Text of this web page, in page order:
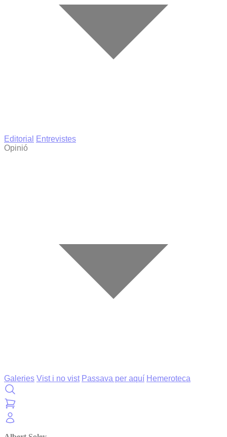
Editorial
Entrevistes
Opinió
Galeries Vist i no vist Passava per aquí Hemeroteca